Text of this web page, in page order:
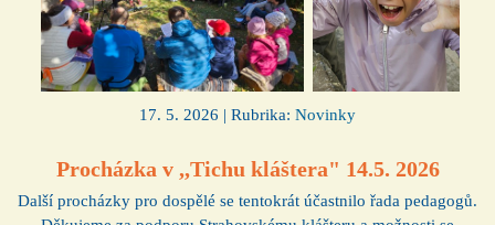
17. 5. 2026 | Rubrika: Novinky
Procházka v ,,Tichu kláštera" 14.5. 2026
Další procházky pro dospělé se tentokrát účastnilo řada pedagogů.